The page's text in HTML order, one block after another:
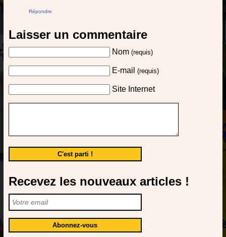
Répondre
Laisser un commentaire
Nom (requis)
E-mail (requis)
Site Internet
Recevez les nouveaux articles !